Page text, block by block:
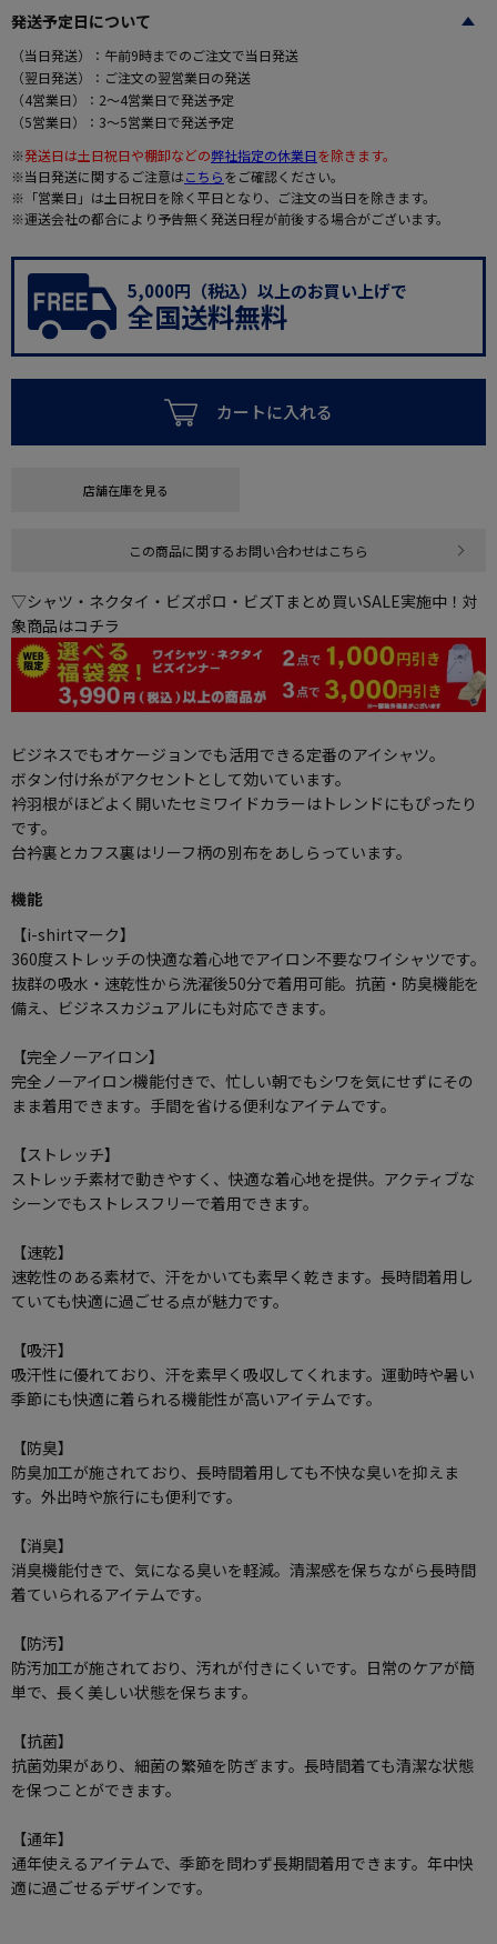
発送予定日について
（当日発送）：午前9時までのご注文で当日発送
（翌日発送）：ご注文の翌営業日の発送
（4営業日）：2～4営業日で発送予定
（5営業日）：3～5営業日で発送予定
※発送日は土日祝日や棚卸などの弊社指定の休業日を除きます。
※当日発送に関するご注意はこちらをご確認ください。
※「営業日」は土日祝日を除く平日となり、ご注文の当日を除きます。
※運送会社の都合により予告無く発送日程が前後する場合がございます。
5,000円（税込）以上のお買い上げで
全国送料無料
カートに入れる
店舗在庫を見る
この商品に関するお問い合わせはこちら
▽シャツ・ネクタイ・ビズポロ・ビズTまとめ買いSALE実施中！対
象商品はコチラ
ビジネスでもオケージョンでも活用できる定番のアイシャツ。
ボタン付け糸がアクセントとして効いています。
衿羽根がほどよく開いたセミワイドカラーはトレンドにもぴったり
です。
台衿裏とカフス裏はリーフ柄の別布をあしらっています。
機能
【i-shirtマーク】
360度ストレッチの快適な着心地でアイロン不要なワイシャツです。
抜群の吸水・速乾性から洗濯後50分で着用可能。抗菌・防臭機能を
備え、ビジネスカジュアルにも対応できます。
【完全ノーアイロン】
完全ノーアイロン機能付きで、忙しい朝でもシワを気にせずにその
まま着用できます。手間を省ける便利なアイテムです。
【ストレッチ】
ストレッチ素材で動きやすく、快適な着心地を提供。アクティブな
シーンでもストレスフリーで着用できます。
【速乾】
速乾性のある素材で、汗をかいても素早く乾きます。長時間着用し
ていても快適に過ごせる点が魅力です。
【吸汗】
吸汗性に優れており、汗を素早く吸収してくれます。運動時や暑い
季節にも快適に着られる機能性が高いアイテムです。
【防臭】
防臭加工が施されており、長時間着用しても不快な臭いを抑えま
す。外出時や旅行にも便利です。
【消臭】
消臭機能付きで、気になる臭いを軽減。清潔感を保ちながら長時間
着ていられるアイテムです。
【防汚】
防汚加工が施されており、汚れが付きにくいです。日常のケアが簡
単で、長く美しい状態を保ちます。
【抗菌】
抗菌効果があり、細菌の繁殖を防ぎます。長時間着ても清潔な状態
を保つことができます。
【通年】
通年使えるアイテムで、季節を問わず長期間着用できます。年中快
適に過ごせるデザインです。